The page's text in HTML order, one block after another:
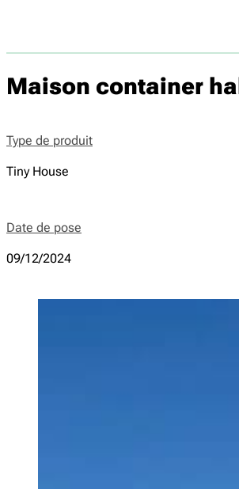
Maison container
Type de produit
Tiny House
Date de pose
09/12/2024